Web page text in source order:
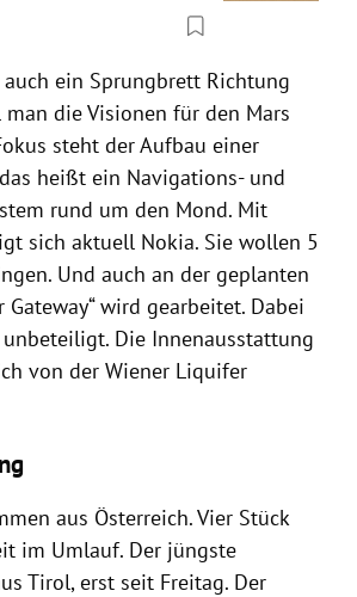
ein Sprungbrett Richtung
die Visionen für den Mars
steht der Aufbau einer
heißt ein Navigations- und
rund um den Mond. Mit
sich aktuell Nokia. Sie wollen 5
Und auch an der geplanten
Gateway“ wird gearbeitet. Dabei
Die Innenausstattung
von der Wiener Liquifer
aus Österreich. Vier Stück
im Umlauf. Der jüngste
Tirol, erst seit Freitag. Der